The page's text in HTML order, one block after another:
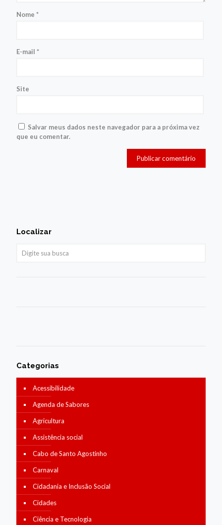
Nome *
E-mail *
Site
Salvar meus dados neste navegador para a próxima vez
que eu comentar.
Localizar
Categorias
Acessibilidade
Agenda de Sabores
Agricultura
Assistência social
Cabo de Santo Agostinho
Carnaval
Cidadania e Inclusão Social
Cidades
Ciência e Tecnologia